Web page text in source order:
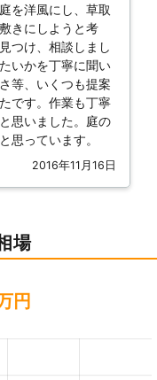
を洋風にし、草取
きにしようと考
つけ、相談しまし
いかを丁寧に聞い
等、いくつも提案
です。作業も丁寧
思いました。庭の
思っています。
2016年11月16日
場
円